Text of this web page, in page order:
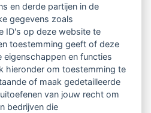
& kennisbank
(LVSC keurmerk)
en derde partijen in de
gegevens zoals
ID's op deze website te
toestemming geeft of deze
eigenschappen en functies
hieronder om toestemming te
of maak gedetailleerde
van jouw recht om
bedrijven die